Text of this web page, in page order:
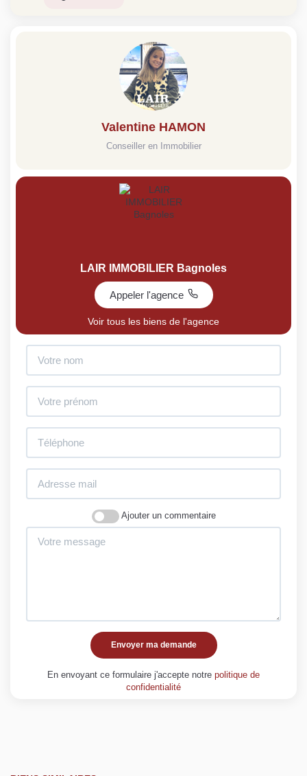
Valentine HAMON
Conseiller en Immobilier
LAIR IMMOBILIER Bagnoles
Appeler l'agence
Voir tous les biens de l'agence
Ajouter un commentaire
Envoyer ma demande
En envoyant ce formulaire j'accepte notre politique de
confidentialité